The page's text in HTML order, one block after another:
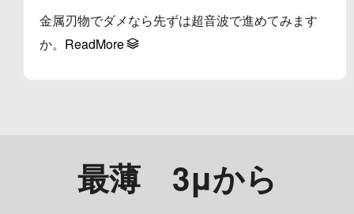
金属刃物でダメなら先ずは超音波で進めてみます
か。 ReadMore
最薄 3μから